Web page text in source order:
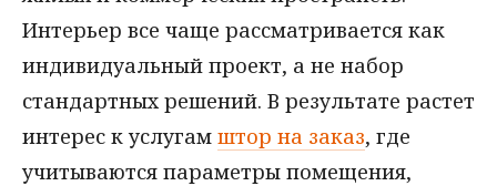
Интерьер все чаще рассматривается как
индивидуальный проект, а не набор
стандартных решений. В результате растет
интерес к услугам штор на заказ, где
учитываются параметры помещения,